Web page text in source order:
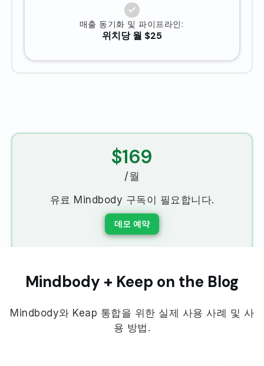
매출 동기화 및 파이프라인:
위치당 월 $25
$169
/월
유료 Mindbody 구독이 필요합니다.
데모 예약
Mindbody + Keep on the Blog
Mindbody와 Keap 통합을 위한 실제 사용 사례 및 사
용 방법.